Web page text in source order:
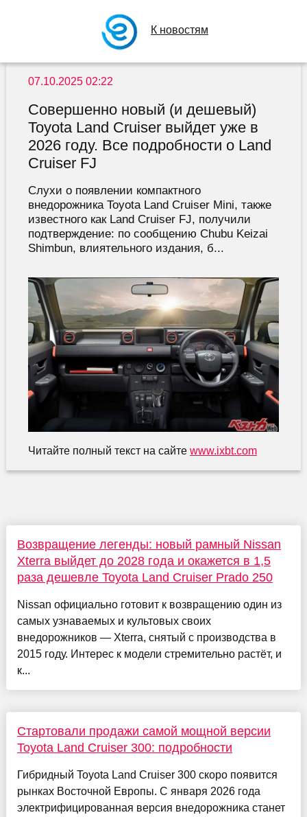
К новостям
07.10.2025 02:22
Совершенно новый (и дешевый)
Toyota Land Cruiser выйдет уже в
2026 году. Все подробности о Land
Cruiser FJ
Слухи о появлении компактного
внедорожника Toyota Land Cruiser Mini, также
известного как Land Cruiser FJ, получили
подтверждение: по сообщению Chubu Keizai
Shimbun, влиятельного издания, б...
Читайте полный текст на сайте www.ixbt.com
Возвращение легенды: новый рамный Nissan
Xterra выйдет до 2028 года и окажется в 1,5
раза дешевле Toyota Land Cruiser Prado 250
Nissan официально готовит к возвращению один из
самых узнаваемых и культовых своих
внедорожников — Xterra, снятый с производства в
2015 году. Интерес к модели стремительно растёт, и
к...
Стартовали продажи самой мощной версии
Toyota Land Cruiser 300: подробности
Гибридный Toyota Land Cruiser 300 скоро появится
рынках Восточной Европы. С января 2026 года
электрифицированная версия внедорожника станет